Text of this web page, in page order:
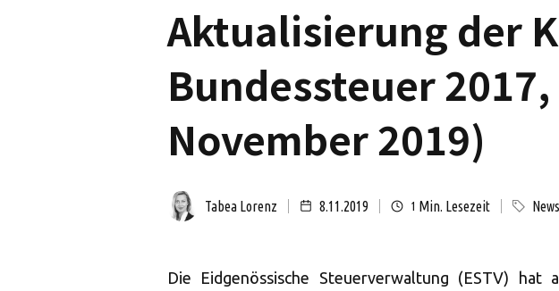
Aktualisierung der
Bundessteuer
November 2019)
Tabea Lorenz 8.11.2019 1 Min. Lesezeit
Die Eidgenössische Steuerverwaltung (ESTV) hat